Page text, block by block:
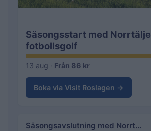
Säsongsstart med Norrtälje
fotbollsgolf
13 aug · Från 86 kr
Boka via Visit Roslagen →
Säsongsavslutning med Norrtälje fotbollsgolf